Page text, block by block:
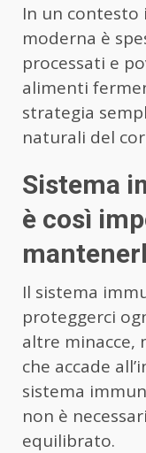
In un contesto
moderna è
processati e
alimenti
strategia
naturali del
Sistema
è così
Il sistema
proteggerci
altre minacce,
che accade
sistema
non è
equilibrato.